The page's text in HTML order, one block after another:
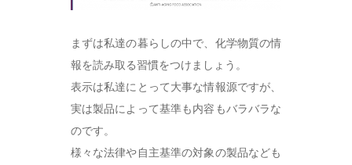
まずは私達の暮らしの中で、化学物質の情
報を読み取る習慣をつけましょう。
表示は私達にとって大事な情報源ですが、
実は製品によって基準も内容もバラバラな
のです。
様々な法律や自主基準の対象の製品なども